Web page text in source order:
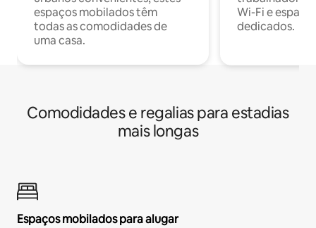
espaços mobilados têm
todas as comodidades de
uma casa.
Wi-Fi e
dedicados.
Comodidades e regalias para estadias
mais longas
Espaços mobilados para alugar